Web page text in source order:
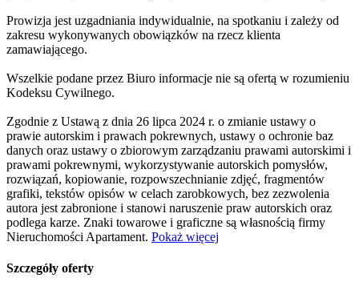
Prowizja jest uzgadniania indywidualnie, na spotkaniu i zależy od
zakresu wykonywanych obowiązków na rzecz klienta
zamawiającego.
Wszelkie podane przez Biuro informacje nie są ofertą w rozumieniu
Kodeksu Cywilnego.
Zgodnie z Ustawą z dnia 26 lipca 2024 r. o zmianie ustawy o
prawie autorskim i prawach pokrewnych, ustawy o ochronie baz
danych oraz ustawy o zbiorowym zarządzaniu prawami autorskimi i
prawami pokrewnymi, wykorzystywanie autorskich pomysłów,
rozwiązań, kopiowanie, rozpowszechnianie zdjęć, fragmentów
grafiki, tekstów opisów w celach zarobkowych, bez zezwolenia
autora jest zabronione i stanowi naruszenie praw autorskich oraz
podlega karze. Znaki towarowe i graficzne są własnością firmy
Nieruchomości Apartament. Pokaż więcej
Szczegóły oferty